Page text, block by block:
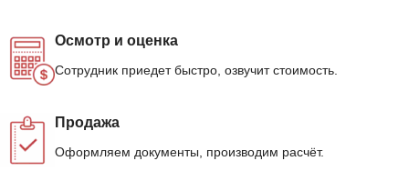
Осмотр и оценка
Сотрудник приедет быстро, озвучит стоимость.
Продажа
Оформляем документы, производим расчёт.